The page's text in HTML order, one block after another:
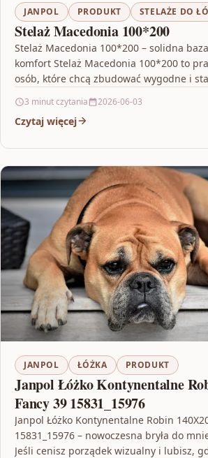
JANPOL PRODUKT STELAŻE DO
Stelaż Macedonia 100*200
Stelaż Macedonia 100*200 – solidna
komfort Stelaż Macedonia 100*200 to
osób, które chcą zbudować wygodne i
3 minut czytania 2026-06-03
Czytaj więcej
JANPOL ŁÓŻKA PRODUKT
Janpol Łóżko Kontynentalne
Fancy 39 15831_15976
Janpol Łóżko Kontynentalne Robin
15831_15976 – nowoczesna bryła do
Jeśli cenisz porządek wizualny i lubisz,